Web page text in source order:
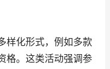
样化形式，例如多款
格。这类活动强调参